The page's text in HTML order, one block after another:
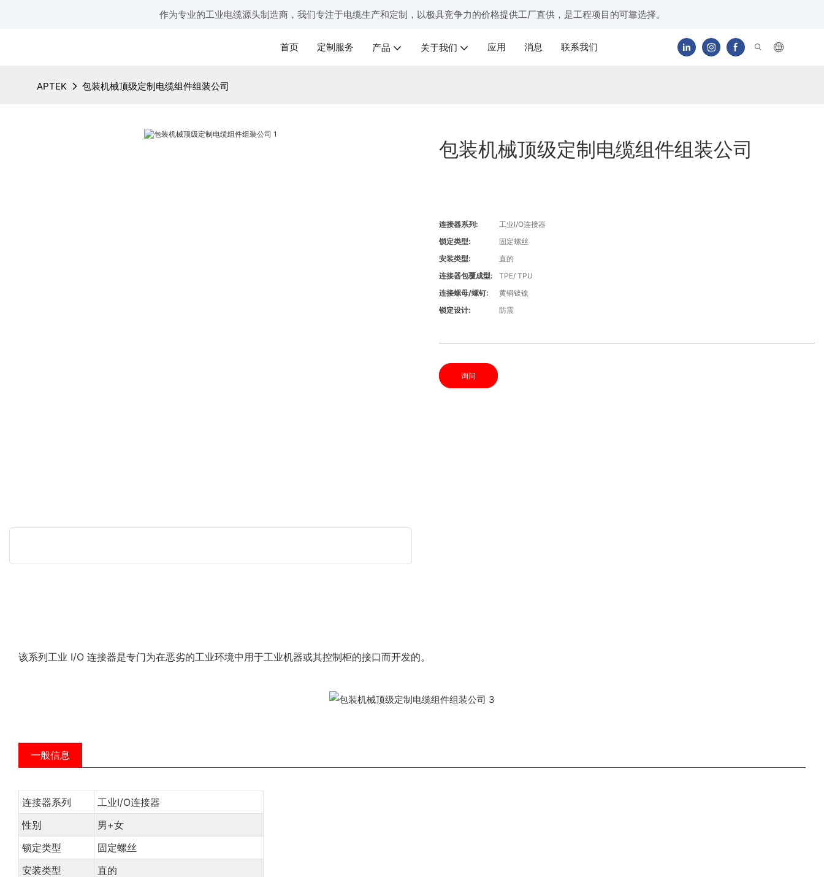
作为专业的工业电缆源头制造商，我们专注于电缆生产和定制，以极具竞争力的价格提供工厂直供，是工程项目的可靠选择。
首页 定制服务 产品 关于我们 应用 消息 联系我们
APTEK 包装机械顶级定制电缆组件组装公司
包装机械顶级定制电缆组件组装公司
连接器系列:
工业I/O连接器
锁定类型:
固定螺丝
安装类型:
直的
连接器包覆成型:
TPE/ TPU
连接螺母/螺钉:
黄铜镀镍
锁定设计:
防震
询问
该系列工业 I/O 连接器是专门为在恶劣的工业环境中用于工业机器或其控制柜的接口而开发的。
一般信息
连接器系列
工业I/O连接器
性别
男+女
锁定类型
固定螺丝
安装类型
直的